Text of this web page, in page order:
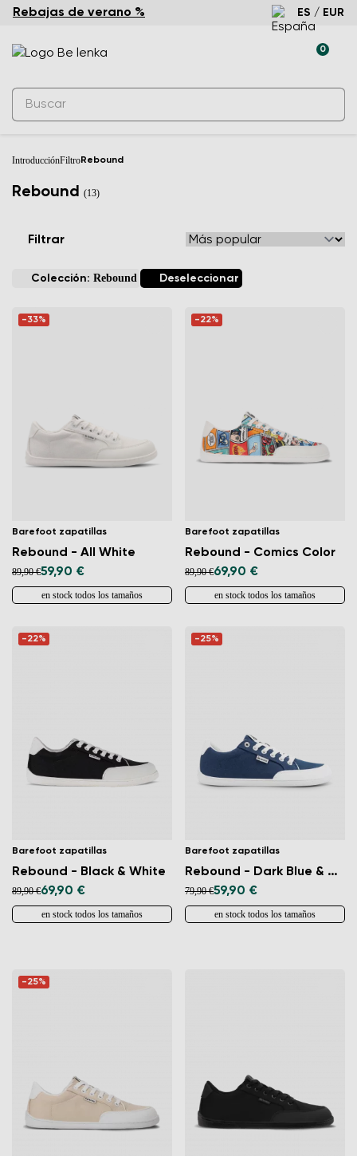
Rebajas de verano % ES / EUR
0
IntroducciónFiltroRebound
Rebound (13)
Filtrar
Colección: Rebound Deseleccionar
-33%
Barefoot zapatillas
Rebound - All White
89,90 €59,90 €
en stock todos los tamaños
-22%
Barefoot zapatillas
Rebound - Comics Color
89,90 €69,90 €
en stock todos los tamaños
-22%
Barefoot zapatillas
Rebound - Black & White
89,90 €69,90 €
en stock todos los tamaños
-25%
Barefoot zapatillas
Rebound - Dark Blue & White
79,90 €59,90 €
en stock todos los tamaños
-25%